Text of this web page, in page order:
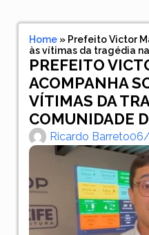
Home» Prefeito Victor
às vítimas da tragédia
PREFEITO
ACOMPANHA
VÍTIMAS DA
COMUNIDADE
Ricardo Barreto